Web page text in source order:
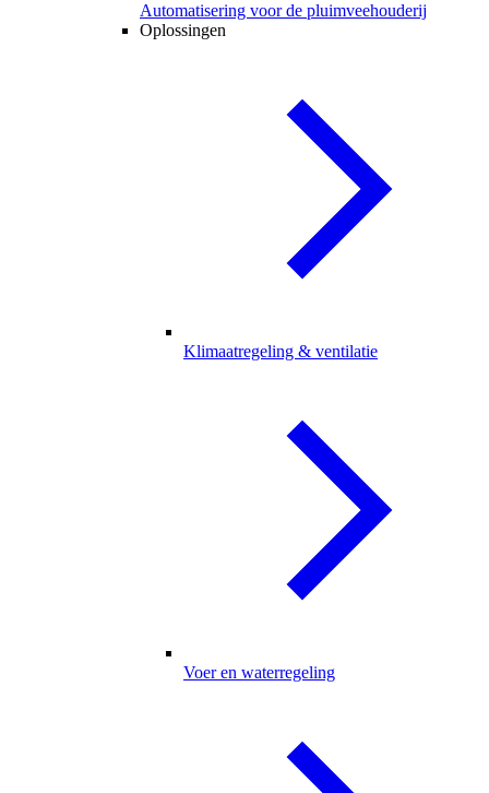
Automatisering voor de pluimveehouderij
Oplossingen
Klimaatregeling & ventilatie
Voer en waterregeling